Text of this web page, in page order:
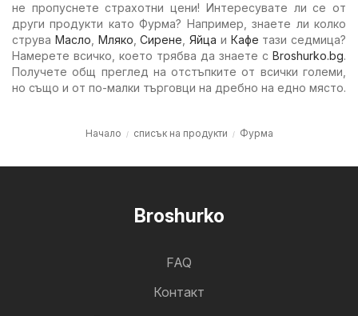
не пропуснете страхотни цени! Интересувате ли се от
други продукти като Фурма? Например, знаете ли колко
струва Масло, Мляко,Сирене, Яйца и Кафе тази седмица?
Намерете всичко, което трябва да знаете с Broshurko.bg.
Получете общ преглед на отстъпките от всички големи,
но също и от по-малки търговци на дребно на едно място.
Начало списък на продукти Фурма
Broshurko
FAQ
Контакт